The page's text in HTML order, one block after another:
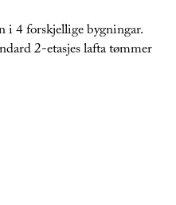
i 4 forskjellige bygningar.
2-etasjes lafta tømmer